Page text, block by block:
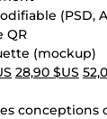
(PSD,
QR
(mockup)
28,90 $US
conceptions